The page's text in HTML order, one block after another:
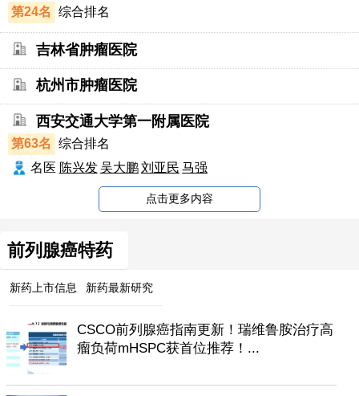
第24名 综合排名
吉林省肿瘤医院
杭州市肿瘤医院
西安交通大学第一附属医院
第63名
综合排名
名医 陈兴发 吴大鹏刘亚民 马强
点击更多内容
前列腺癌特药
新药上市信息 新药最新研究
CSCO前列腺癌指南更新！瑞维鲁胺治疗高
瘤负荷mHSPC获首位推荐！...